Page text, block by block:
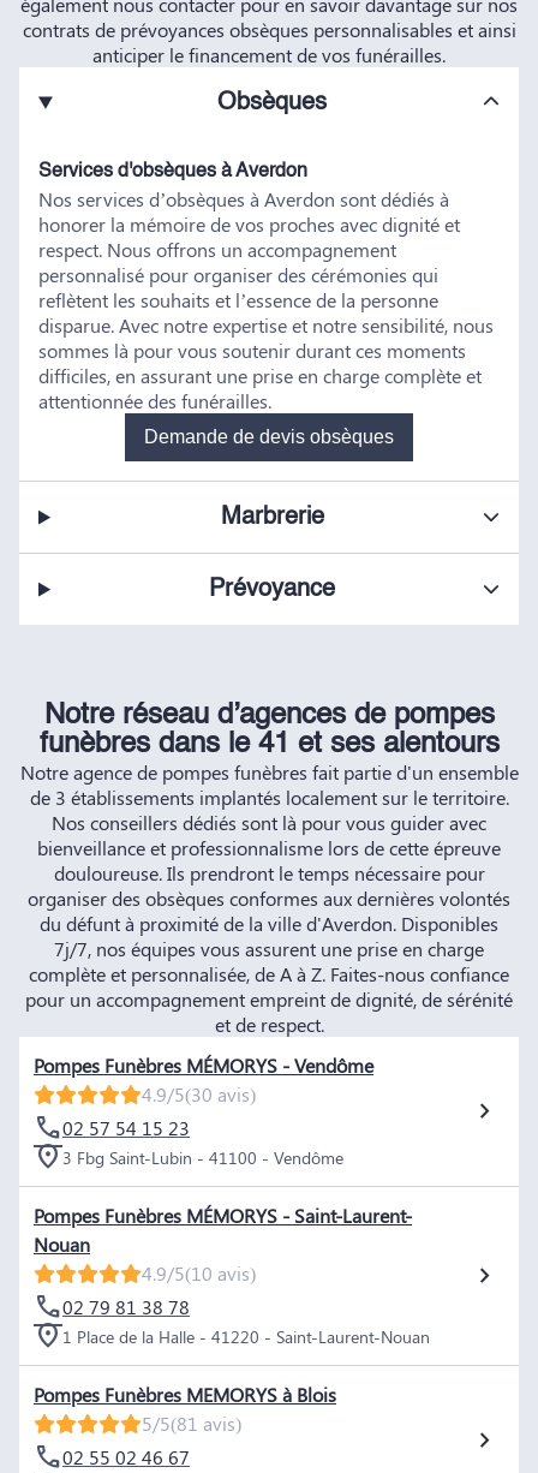
contrats de prévoyances obsèques personnalisables et ainsi
anticiper le financement de vos funérailles.
Obsèques
Services d'obsèques à Averdon
Nos services d’obsèques à Averdon sont dédiés à
honorer la mémoire de vos proches avec dignité et
respect. Nous offrons un accompagnement
personnalisé pour organiser des cérémonies qui
reflètent les souhaits et l’essence de la personne
disparue. Avec notre expertise et notre sensibilité, nous
sommes là pour vous soutenir durant ces moments
difficiles, en assurant une prise en charge complète et
attentionnée des funérailles.
Demande de devis obsèques
Marbrerie
Prévoyance
Notre réseau d’agences de pompes
funèbres dans le 41 et ses alentours
Notre agence de pompes funèbres fait partie d'un ensemble
de 3 établissements implantés localement sur le territoire.
Nos conseillers dédiés sont là pour vous guider avec
bienveillance et professionnalisme lors de cette épreuve
douloureuse. Ils prendront le temps nécessaire pour
organiser des obsèques conformes aux dernières volontés
du défunt à proximité de la ville d'Averdon. Disponibles
7j/7, nos équipes vous assurent une prise en charge
complète et personnalisée, de A à Z. Faites-nous confiance
pour un accompagnement empreint de dignité, de sérénité
et de respect.
Pompes Funèbres MÉMORYS - Vendôme
4.9/5(30 avis)
02 57 54 15 23
3 Fbg Saint-Lubin - 41100 - Vendôme
Pompes Funèbres MÉMORYS - Saint-Laurent-
Nouan
4.9/5(10 avis)
02 79 81 38 78
1 Place de la Halle - 41220 - Saint-Laurent-Nouan
Pompes Funèbres MEMORYS à Blois
5/5(81 avis)
02 55 02 46 67